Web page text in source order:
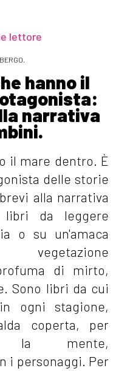
lettore
hanno il
narrativa
il mare dentro. È
delle storie
alla narrativa
libri da leggere
o su un'amaca
di mirto,
Sono libri da cui
ogni stagione,
coperta, per
la mente,
i personaggi. Per